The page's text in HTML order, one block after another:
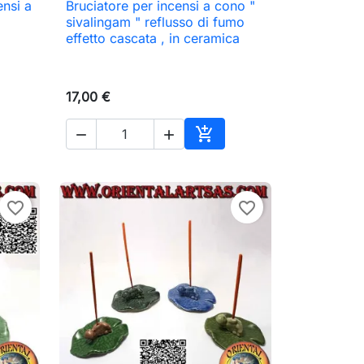
a
al carrello
 Anteprima
Bruciatore per incensi a cono "
sivalingam " reflusso di fumo
effetto cascata , in ceramica
17,00 €
  
Aggiungi al carrello
favorite_border favorite_border